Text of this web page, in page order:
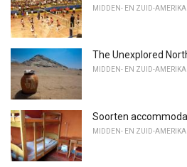
MIDDEN- EN ZUID-AMERIKA
The Unexplored
MIDDEN- EN ZUID-AMERIKA
Soorten
MIDDEN- EN ZUID-AMERIKA